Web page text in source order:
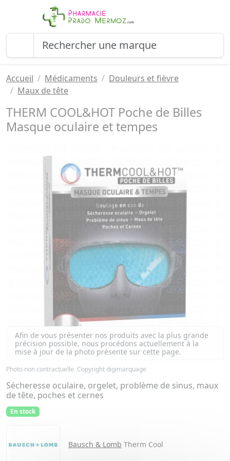
Accueil Médicaments
Douleurs et fièvre
Maux de tête
THERM COOL&HOT Poche de Billes
Masque oculaire et tempes
Afin de vous présenter nos produits avec la plus grande
précision possible, nous procédons actuellement à la
mise à jour de la photo présente sur cette page.
Photo non contractuelle. Copyright digimarquage
Sécheresse oculaire, orgelet, problème de sinus, maux
de tête, poches et cernes
En stock
Bausch & Lomb Therm Cool